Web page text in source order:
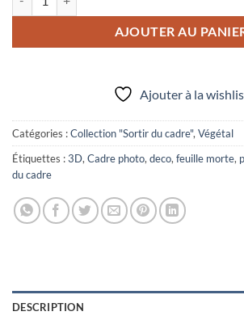
AJOUTER AU
Ajouter à la
Catégories :Collection "Sortir du cadre", Végétal
Étiquettes :3D, Cadre photo, deco, feuille morte,
du cadre
DESCRIPTION